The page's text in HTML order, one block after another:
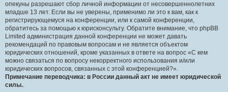
опекуны разрешают сбор личной информации от несовершеннолетних
младше 13 лет. Если вы не уверены, применимо ли это к вам, как к
регистрирующемуся на конференции, или к самой конференции,
обратитесь за помощью к юрисконсульту. Обратите внимание, что phpBB
Limited администрация данной конференции не может давать
рекомендаций по правовым вопросам и не является объектом
юридических отношений, кроме указанных в ответе на вопрос «С кем
можно связаться по вопросу некорректного использования и/или
юридических вопросов, связанных с этой конференцией?».
Примечание переводчика: в России данный акт не имеет юридической
силы..